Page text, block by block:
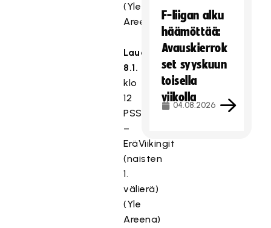
(Yle
Areena)
Lauantai
8.1.
klo
12
PSS
–
EräViikingit
(naisten
1.
välierä)
(Yle
Areena)
F-liigan alku
häämöttää:
Avauskierrok
set syyskuun
toisella
viikolla
04.08.2026